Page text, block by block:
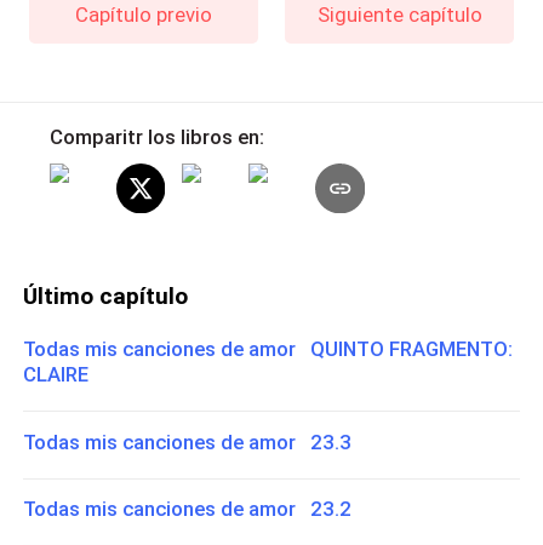
Capítulo previo Siguiente capítulo
Comparitr los libros en:
Último capítulo
Todas mis canciones de amor QUINTO FRAGMENTO:
CLAIRE
Todas mis canciones de amor 23.3
Todas mis canciones de amor 23.2